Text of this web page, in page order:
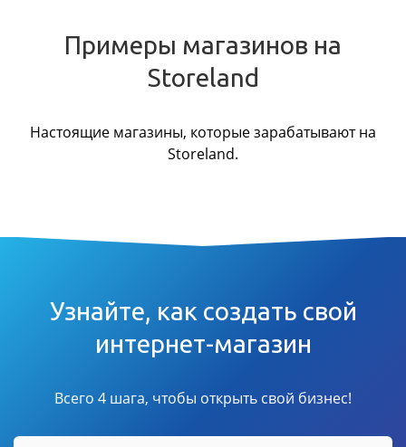
Примеры магазинов на
Storeland
Настоящие магазины, которые зарабатывают на
Storeland.
Узнайте, как создать свой
интернет-магазин
Всего 4 шага, чтобы открыть свой бизнес!